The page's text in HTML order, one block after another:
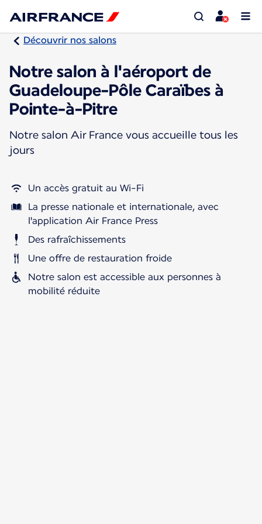
Découvrir nos salons
Notre salon à l'aéroport de
Guadeloupe-Pôle Caraïbes à
Pointe-à-Pitre
Notre salon Air France vous accueille tous les
jours
Un accès gratuit au Wi-Fi
La presse nationale et internationale, avec
l'application Air France Press
Des rafraîchissements
Une offre de restauration froide
Notre salon est accessible aux personnes à
mobilité réduite